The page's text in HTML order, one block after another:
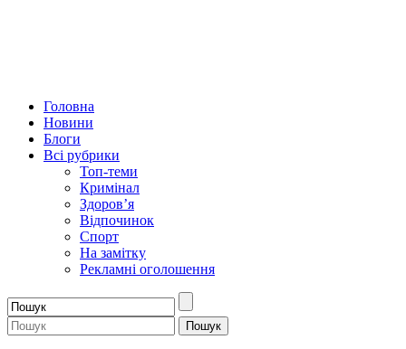
Головна
Новини
Блоги
Всі рубрики
Топ-теми
Кримінал
Здоров’я
Відпочинок
Спорт
На замітку
Рекламні оголошення